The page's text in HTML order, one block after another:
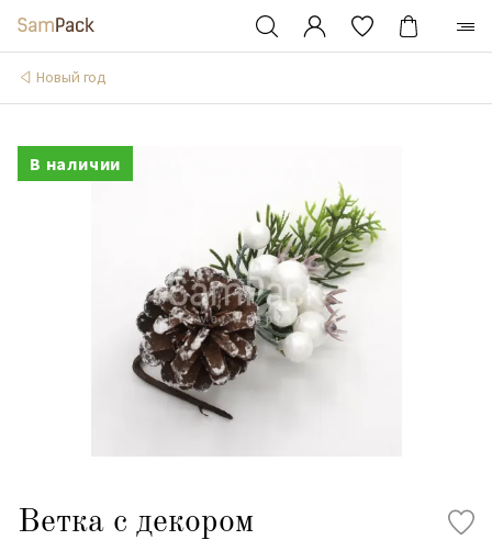
Новый год
В наличии
Ветка с декором